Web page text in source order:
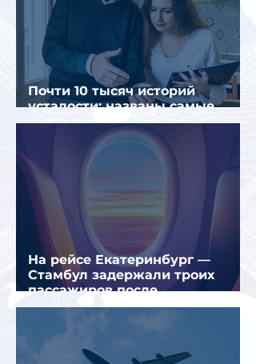
Почти 10 тысяч историй
усталости: названы самые
уставшие россияне
На рейсе Екатеринбург —
Стамбул задержали троих
пассажиров после
предполагаемой серии краж